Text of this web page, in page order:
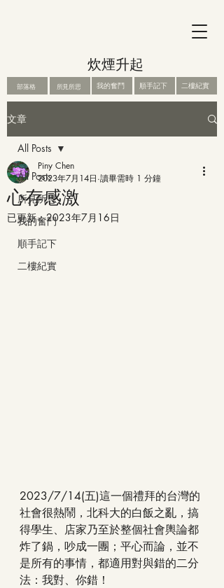
炊煙升起
所見所思 我的奮鬥 順手記下
部落格 二樓紀實
文章
All Posts
所見所思
我的奮鬥
順手記下
二樓紀實
All Posts
心存感激
Piny Chen
2023年7月14日 讀畢需時 1 分鐘
已更新：2023年7月16日
2023/7/14(五)這一個禮拜的台灣的
社會很熱鬧，北科大的白飯之亂，搞
得學生、店家乃至於整個社會輿論都
炸了鍋，吵成一團；平心而論，並不
是所有的事情，都適用對與錯的二分
法：我對、你錯！